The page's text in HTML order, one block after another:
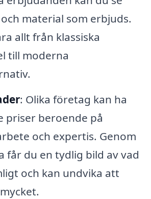
material som erbjuds.
allt från klassiska
till moderna
: Olika företag kan ha
priser beroende på
och expertis. Genom
får du en tydlig bild av vad
och kan undvika att